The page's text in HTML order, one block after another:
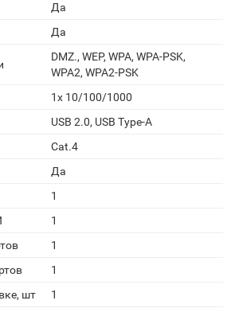
Да
Да
DMZ., WEP, WPA, WPA-PSK,
WPA2, WPA2-PSK
1x 10/100/1000
USB 2.0, USB Type-A
Cat.4
Да
1
1
1
1
шт
1